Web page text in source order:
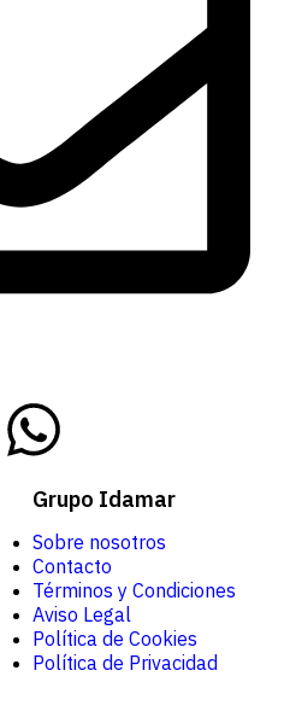
Grupo Idamar
Sobre nosotros
Contacto
Términos y Condiciones
Aviso Legal
Política de Cookies
Política de Privacidad